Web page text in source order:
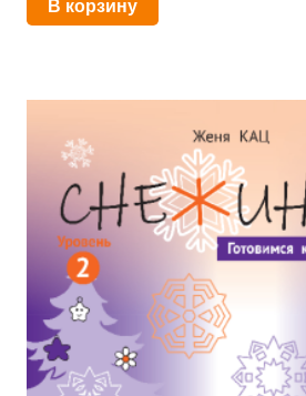
В корзину